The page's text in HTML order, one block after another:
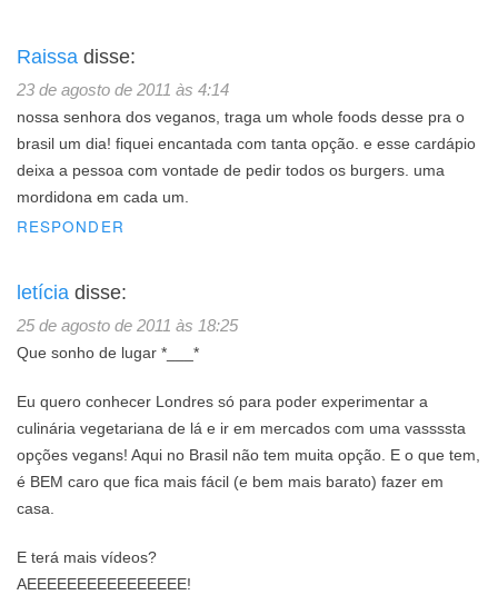
Raissa disse:
23 de agosto de 2011 às 4:14
nossa senhora dos veganos, traga um whole foods desse pra o
brasil um dia! fiquei encantada com tanta opção. e esse cardápio
deixa a pessoa com vontade de pedir todos os burgers. uma
mordidona em cada um.
RESPONDER
letícia disse:
25 de agosto de 2011 às 18:25
Que sonho de lugar *___*
Eu quero conhecer Londres só para poder experimentar a
culinária vegetariana de lá e ir em mercados com uma vassssta
opções vegans! Aqui no Brasil não tem muita opção. E o que tem,
é BEM caro que fica mais fácil (e bem mais barato) fazer em
casa.
E terá mais vídeos?
AEEEEEEEEEEEEEEEE!